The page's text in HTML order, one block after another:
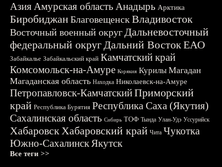
АзияАмурская область Анадырь Арктика
БиробиджанБлаговещенскВладивосток
Восточный военный округДальневосточный
федеральный округДальний ВостокЕАО
Забайкалье Забайкальский край Камчатский край
Комсомольск-на-Амуре Корякия Курилы Магадан
Магаданская область Находка Николаевск-на-Амуре
Петропавловск-КамчатскийПриморский
край Республика Бурятия Республика Саха (Якутия)
Сахалинская область Сибирь ТОФ Тында Улан-Удэ Уссурийск
ХабаровскХабаровский край Чита Чукотка
Южно-СахалинскЯкутск
Все теги >>